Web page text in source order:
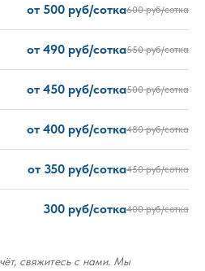
от 500 руб/сотка600 руб/сотка
от 490 руб/сотка550 руб/сотка
от 450 руб/сотка500 руб/сотка
от 400 руб/сотка480 руб/сотка
от 350 руб/сотка450 руб/сотка
300 руб/сотка400 руб/сотка
свяжитесь с нами. Мы